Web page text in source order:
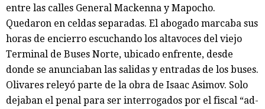
entre las calles General Mackenna y Mapocho.
Quedaron en celdas separadas. El abogado marcaba sus
horas de encierro escuchando los altavoces del viejo
Terminal de Buses Norte, ubicado enfrente, desde
donde se anunciaban las salidas y entradas de los buses.
Olivares releyó parte de la obra de Isaac Asimov. Solo
dejaban el penal para ser interrogados por el fiscal “ad-